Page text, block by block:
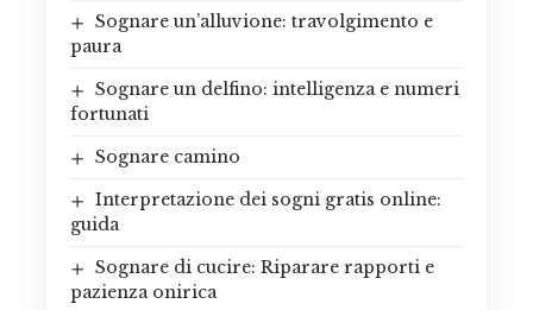
Sognare un’alluvione: travolgimento e
paura
Sognare un delfino: intelligenza e numeri
fortunati
Sognare camino
Interpretazione dei sogni gratis online:
guida
Sognare di cucire: Riparare rapporti e
pazienza onirica